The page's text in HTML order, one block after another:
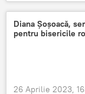
Diana Șoșoacă,
pentru bisericile
26 Aprilie 2023,